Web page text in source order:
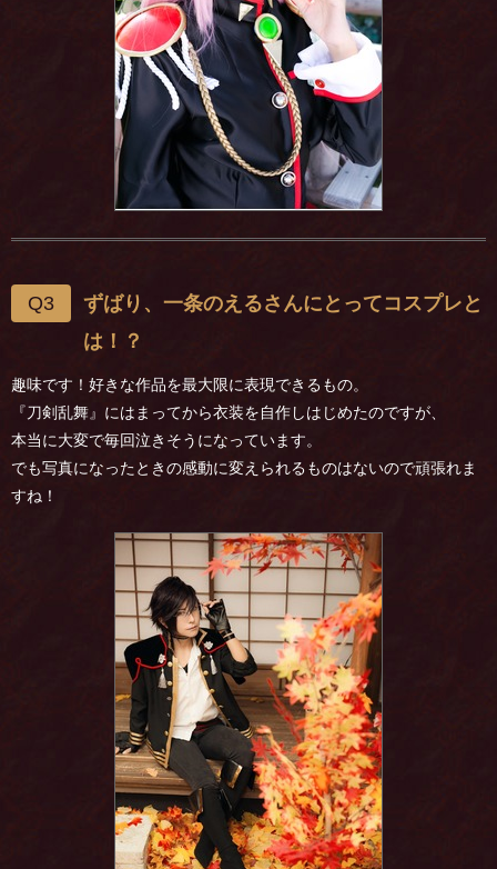
Q3
ずばり、一条のえるさんにとってコスプレと
は！？
趣味です！好きな作品を最大限に表現できるもの。
『刀剣乱舞』にはまってから衣装を自作しはじめたのですが、
本当に大変で毎回泣きそうになっています。
でも写真になったときの感動に変えられるものはないので頑張れま
すね！